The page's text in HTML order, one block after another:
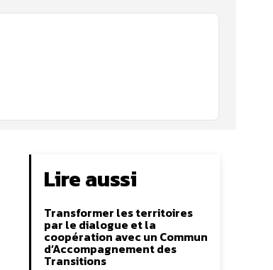
Lire aussi
Transformer les territoires
par le dialogue et la
coopération avec un Commun
d’Accompagnement des
Transitions